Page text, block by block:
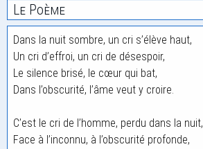
Le Poème
Dans la nuit sombre, un cri s’élève haut,
Un cri d’effroi, un cri de désespoir,
Le silence brisé, le cœur qui bat,
Dans l’obscurité, l’âme veut y croire.
C’est le cri de l’homme, perdu dans la nuit,
Face à l’inconnu, à l’obscurité profonde,